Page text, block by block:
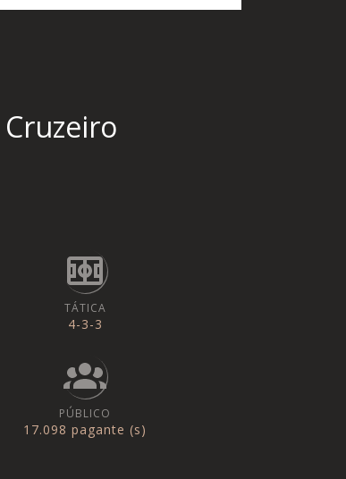
Cruzeiro
TÁTICA
4-3-3
PÚBLICO
17.098 pagante (s)